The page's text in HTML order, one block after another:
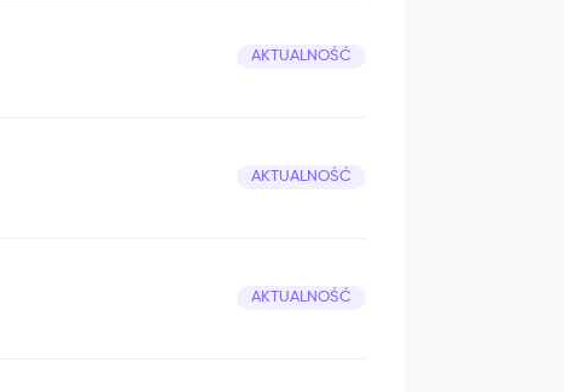
AKTUALNOŚĆ
AKTUALNOŚĆ
AKTUALNOŚĆ